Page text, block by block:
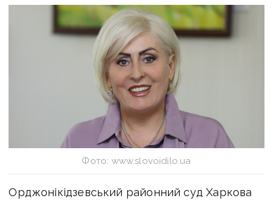
Фото: www.slovoidilo.ua
Орджонікідзевський районний суд Харкова